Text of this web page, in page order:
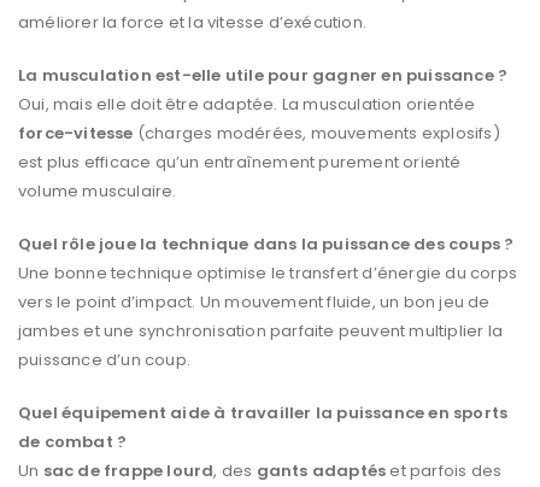
améliorer la force et la vitesse d’exécution.
La musculation est-elle utile pour gagner en puissance ?
Oui, mais elle doit être adaptée. La musculation orientée
force-vitesse (charges modérées, mouvements explosifs)
est plus efficace qu’un entraînement purement orienté
volume musculaire.
Quel rôle joue la technique dans la puissance des coups ?
Une bonne technique optimise le transfert d’énergie du corps
vers le point d’impact. Un mouvement fluide, un bon jeu de
jambes et une synchronisation parfaite peuvent multiplier la
puissance d’un coup.
Quel équipement aide à travailler la puissance en sports
de combat ?
Un sac de frappe lourd, des gants adaptés et parfois des